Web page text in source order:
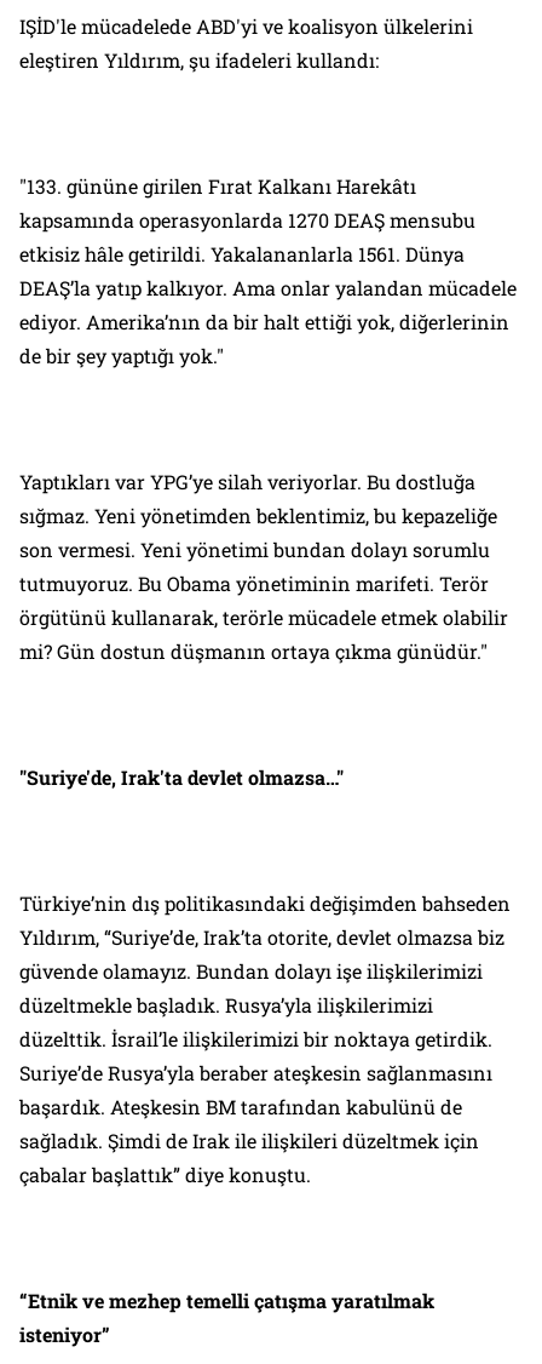
IŞİD'le mücadelede ABD'yi ve koalisyon ülkelerini
eleştiren Yıldırım, şu ifadeleri kullandı:
"133. gününe girilen Fırat Kalkanı Harekâtı
kapsamında operasyonlarda 1270 DEAŞ mensubu
etkisiz hâle getirildi. Yakalananlarla 1561. Dünya
DEAŞ’la yatıp kalkıyor. Ama onlar yalandan mücadele
ediyor. Amerika’nın da bir halt ettiği yok, diğerlerinin
de bir şey yaptığı yok."
Yaptıkları var YPG’ye silah veriyorlar. Bu dostluğa
sığmaz. Yeni yönetimden beklentimiz, bu kepazeliğe
son vermesi. Yeni yönetimi bundan dolayı sorumlu
tutmuyoruz. Bu Obama yönetiminin marifeti. Terör
örgütünü kullanarak, terörle mücadele etmek olabilir
mi? Gün dostun düşmanın ortaya çıkma günüdür."
"Suriye'de, Irak'ta devlet olmazsa…"
Türkiye’nin dış politikasındaki değişimden bahseden
Yıldırım, “Suriye’de, Irak’ta otorite, devlet olmazsa biz
güvende olamayız. Bundan dolayı işe ilişkilerimizi
düzeltmekle başladık. Rusya’yla ilişkilerimizi
düzelttik. İsrail’le ilişkilerimizi bir noktaya getirdik.
Suriye’de Rusya’yla beraber ateşkesin sağlanmasını
başardık. Ateşkesin BM tarafından kabulünü de
sağladık. Şimdi de Irak ile ilişkileri düzeltmek için
çabalar başlattık” diye konuştu.
“Etnik ve mezhep temelli çatışma yaratılmak
isteniyor”